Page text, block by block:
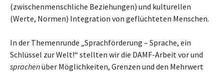
(zwischenmenschliche Beziehungen) und kulturellen
(Werte, Normen) Integration von geflüchteten Menschen.
In der Themenrunde „Sprachförderung – Sprache, ein
Schlüssel zur Welt!“ stellten wir die DAMF-Arbeit vor und
sprachenüber Möglichkeiten, Grenzen und den Mehrwert